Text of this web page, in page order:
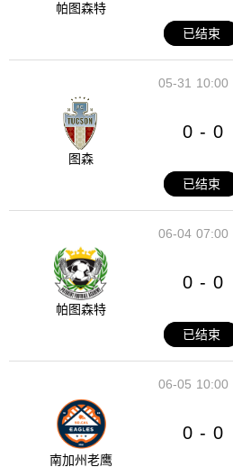
帕图森特
已结束
10:00
05-31
图森
0 - 0
已结束
07:00
06-04
帕图森特
0 - 0
已结束
10:00
06-05
南加州老鹰
0 - 0